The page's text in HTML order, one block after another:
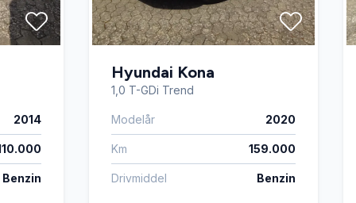
2014
Benzin
Hyundai Kona
1,0 T-GDi Trend
Modelår 2020
Km 159.000
Drivmiddel Benzin